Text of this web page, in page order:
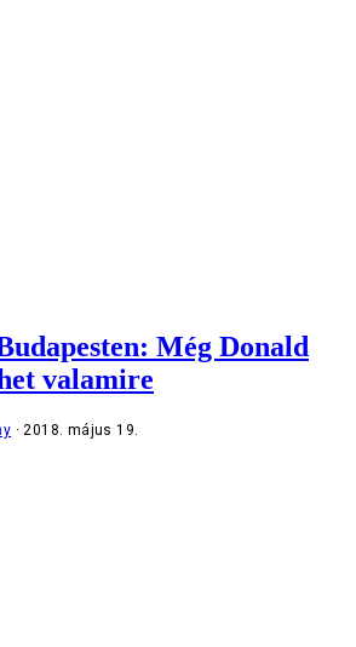
Még Donald
valamire
2018. május 19.